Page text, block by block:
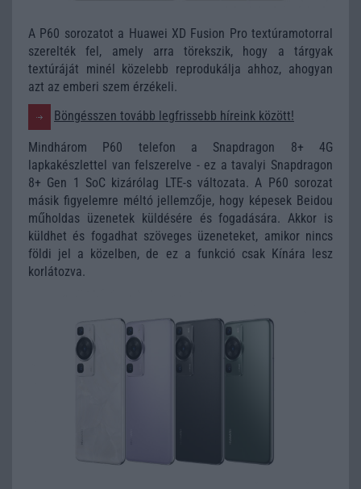
A P60 sorozatot a Huawei XD Fusion Pro textúramotorral
szerelték fel, amely arra törekszik, hogy a tárgyak
textúráját minél közelebb reprodukálja ahhoz, ahogyan
azt az emberi szem érzékeli.
Böngésszen tovább legfrissebb híreink között!
Mindhárom P60 telefon a Snapdragon 8+ 4G
lapkakészlettel van felszerelve - ez a tavalyi Snapdragon
8+ Gen 1 SoC kizárólag LTE-s változata. A P60 sorozat
másik figyelemre méltó jellemzője, hogy képesek Beidou
műholdas üzenetek küldésére és fogadására. Akkor is
küldhet és fogadhat szöveges üzeneteket, amikor nincs
földi jel a közelben, de ez a funkció csak Kínára lesz
korlátozva.